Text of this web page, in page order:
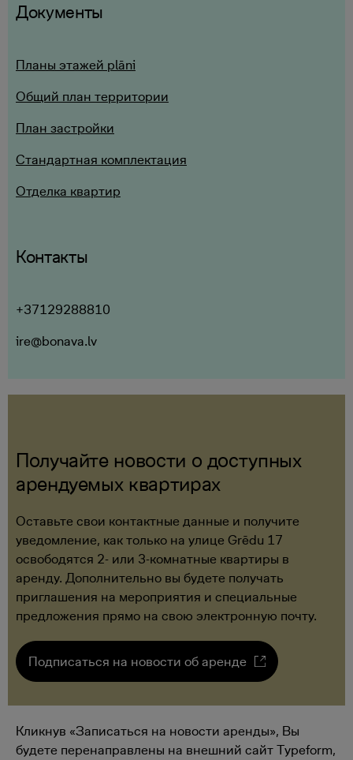
Документы
Планы этажей plāni
Общий план территории
План застройки
Стандартная комплектация
Отделка квартир
Контакты
+37129288810
ire@bonava.lv
Получайте новости о доступных
арендуемых квартирах
Оставьте свои контактные данные и получите
уведомление, как только на улице Grēdu 17
освободятся 2- или 3-комнатные квартиры в
аренду. Дополнительно вы будете получать
приглашения на мероприятия и специальные
предложения прямо на свою электронную почту.
Подписаться на новости об аренде
Кликнув «Записаться на новости аренды», Вы
будете перенаправлены на внешний сайт Typeform,